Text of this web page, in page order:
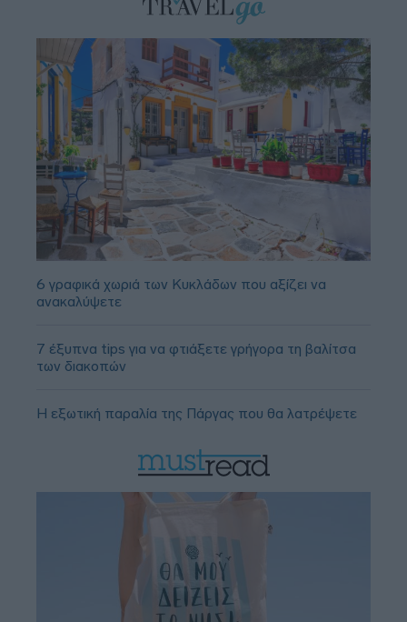
6 γραφικά χωριά των Κυκλάδων που αξίζει να
ανακαλύψετε
7 έξυπνα tips για να φτιάξετε γρήγορα τη βαλίτσα
των διακοπών
Η εξωτική παραλία της Πάργας που θα λατρέψετε